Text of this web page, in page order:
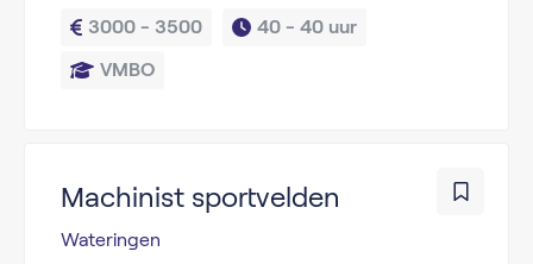
3000 - 3500 40 - 40 uur
VMBO
Machinist sportvelden
Wateringen